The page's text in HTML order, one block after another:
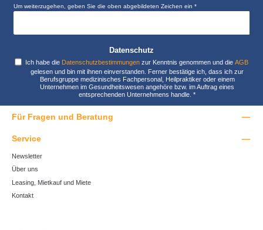
Um weiterzugehen, geben Sie die oben abgebildeten Zeichen ein*
Datenschutz
Ich habe die Datenschutzbestimmungen zur Kenntnis genommen und dieAGB
gelesen und bin mit ihnen einverstanden. Ferner bestätige ich, dass ich zur
Berufsgruppe medizinisches Fachpersonal, Heilpraktiker oder einem
Unternehmen im Gesundheitswesen angehöre bzw. im Auftrag eines
entsprechenden Unternehmens handle.*
Für Fragen und Beratung
Service
Newsletter
Über uns
Leasing, Mietkauf und Miete
Kontakt